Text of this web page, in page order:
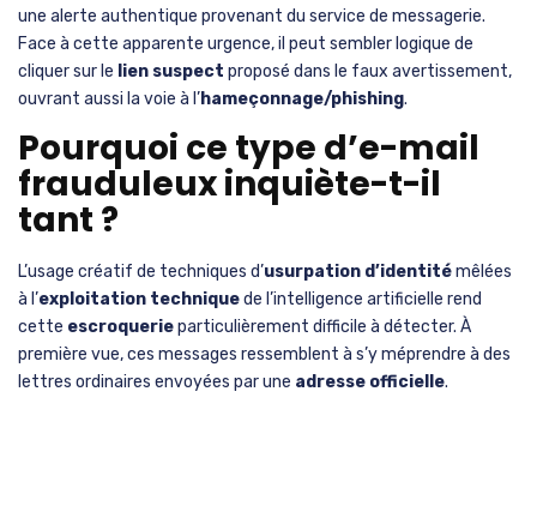
une alerte authentique provenant du service de messagerie.
Face à cette apparente urgence, il peut sembler logique de
cliquer sur le lien suspect proposé dans le faux avertissement,
ouvrant aussi la voie à l’hameçonnage/phishing.
Pourquoi ce type d’e-mail
frauduleux inquiète-t-il
tant ?
L’usage créatif de techniques d’usurpation d’identitémêlées
à l’exploitation techniquede l’intelligence artificielle rend
cette escroquerieparticulièrement difficile à détecter. À
première vue, ces messages ressemblent à s’y méprendre à des
lettres ordinaires envoyées par une adresse officielle.